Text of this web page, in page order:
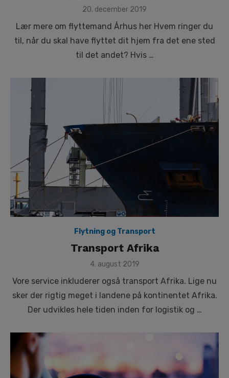
Posted
20. december 2019
Lær mere om flyttemand Århus her Hvem ringer du
til, når du skal have flyttet dit hjem fra det ene sted
til det andet? Hvis …
Flytning og Transport
Transport Afrika
Posted
4. august 2019
Vore service inkluderer også transport Afrika. Lige nu
sker der rigtig meget i landene på kontinentet Afrika.
Der udvikles hele tiden inden for logistik og …